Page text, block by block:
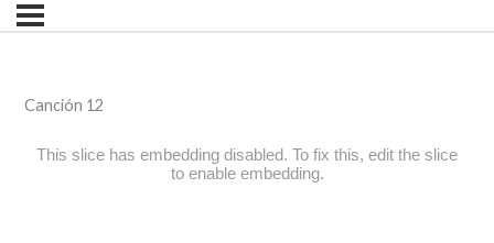
Canción 12